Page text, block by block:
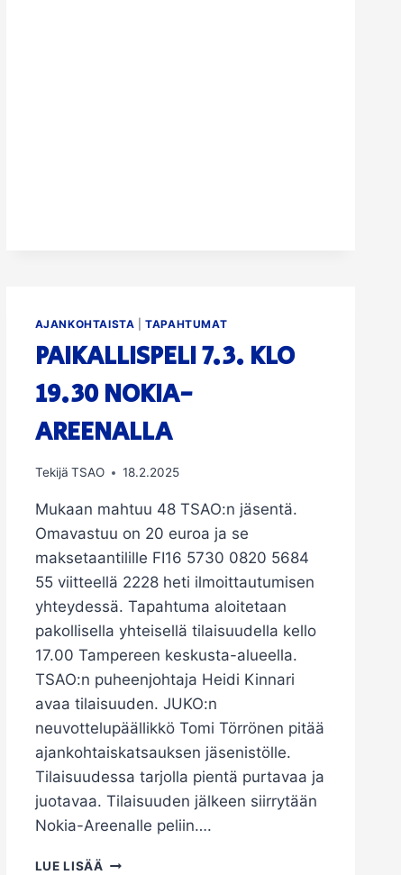
AJANKOHTAISTA |TAPAHTUMAT
PAIKALLISPELI 7.3. KLO
19.30 NOKIA-
AREENALLA
Tekijä TSAO 18.2.2025
Mukaan mahtuu 48 TSAO:n jäsentä.
Omavastuu on 20 euroa ja se
maksetaantilille FI16 5730 0820 5684
55 viitteellä 2228 heti ilmoittautumisen
yhteydessä. Tapahtuma aloitetaan
pakollisella yhteisellä tilaisuudella kello
17.00 Tampereen keskusta-alueella.
TSAO:n puheenjohtaja Heidi Kinnari
avaa tilaisuuden. JUKO:n
neuvottelupäällikkö Tomi Törrönen pitää
ajankohtaiskatsauksen jäsenistölle.
Tilaisuudessa tarjolla pientä purtavaa ja
juotavaa. Tilaisuuden jälkeen siirrytään
Nokia-Areenalle peliin….
LUE LISÄÄ PAIKALLISPELI